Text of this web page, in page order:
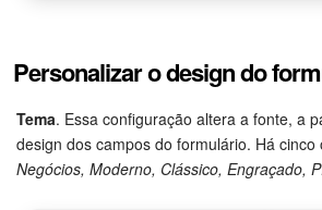
Empresa
Assinatura eletrônica para RH
Personalizar o design do
Tema. Essa configuração altera a fonte, a
design dos campos do formulário. Há cinco
Negócios, Moderno, Clássico, Engraçado,